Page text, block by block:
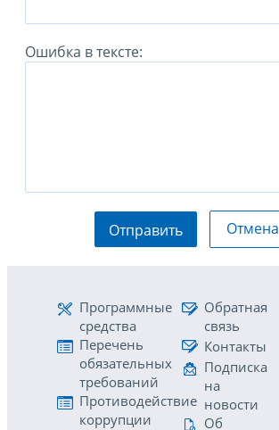
Ошибка в тексте:
Отправить Отмена
Программные
средства
Перечень
обязательных
требований
Противодействие
коррупции
Обратная
связь
Контакты
Подписка
на
новости
Об